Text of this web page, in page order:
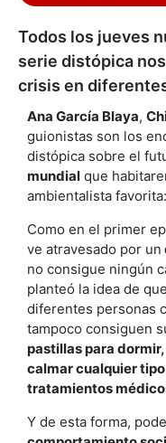
Todos los jueves
serie distópica
crisis en
Ana García Blaya,
guionistas son los
distópica sobre el
mundial que
ambientalista favorita:
Como en el primer
ve atravesado por un
no consigue ningún
planteó la idea de
diferentes personas
tampoco consiguen
pastillas para
calmar cualquier
tratamientos
Y de esta forma,